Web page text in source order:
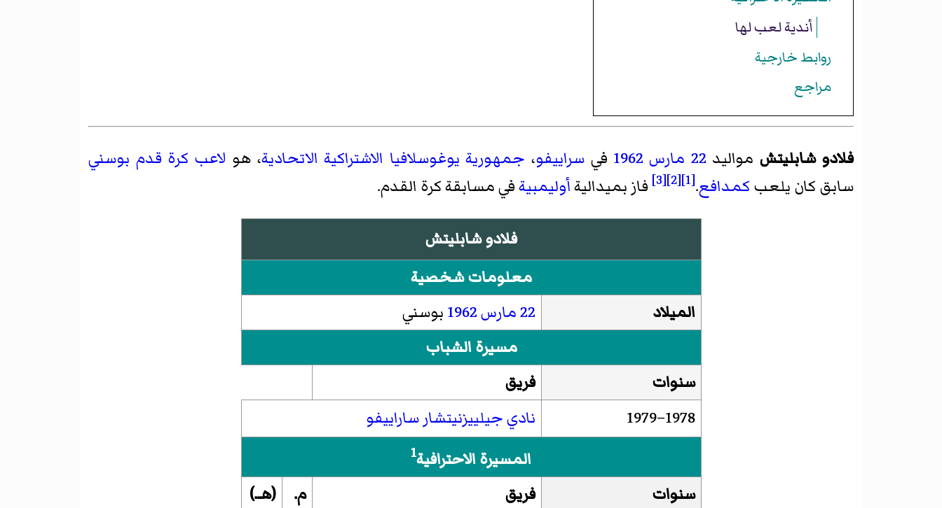
أندية لعب لها
روابط خارجية
مراجع
فلادو شابليتش مواليد 22 مارس 1962 في سراييفو، جمهورية يوغوسلافيا الاشتراكية الاتحادية، هو لاعب كرة قدم بوسني
سابق كان يلعب كمدافع.
[1]
[2]
[3] فاز بميداليةأوليمبيةفي مسابقة كرة القدم.
فلادو شابليتش
معلومات شخصية
الميلاد
22 مارس 1962 بوسني
مسيرة الشباب
سنوات
فريق
1978–1979
نادي جيلييزنيتشار ساراييفو
المسيرة الاحترافية1
سنوات فريق م.
(هـ.)